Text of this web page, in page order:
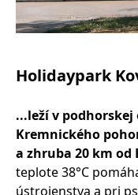
Holidaypark
...leží v podhorskej
Kremnického
a zhruba 20 km od
teplote 38°C
ústrojenstva a pri